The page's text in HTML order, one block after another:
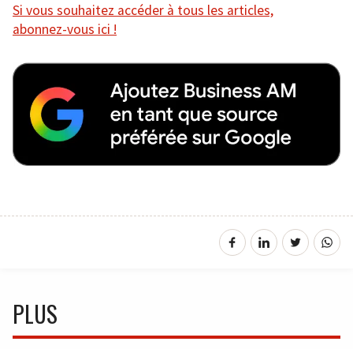
Si vous souhaitez accéder à tous les articles,
abonnez-vous ici !
PLUS